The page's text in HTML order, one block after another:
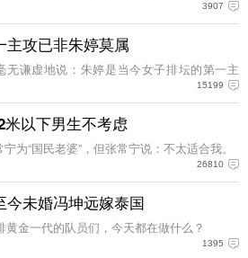
3907
主攻已非朱婷莫属
无谦虚地说：朱婷是当今女子排坛的第一主
15199
米以下男生不考虑
为“国民老婆”，但张常宁说：不太适合我。
26810
今未婚冯坤远嫁泰国
黄金一代的队员们，今天都在做什么？
1395